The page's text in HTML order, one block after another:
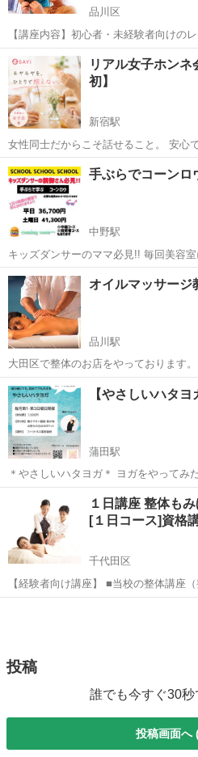
品川区
【講座内容】初心者・未経験者向けの
時間！ご自宅で気軽にセルフジェルネ
スンです。デザインは特に指定が無け
簡単なラメグラデーションを予定。オフ
東京 品川区 ネイル
リアル女子ホン
初】
新宿駅
女性同士だからこそ話せること。 安心できる空間で、「性」について
気軽にお話ししてみませんか？ 「パートナーには話しづらい…」 「他
の人はどう考えているんだろう？」 「ちょ
想いや...
東京 新宿区 新宿駅 美容健
手ぶらでコーンロ
中野駅
キッズダンサーのママ必見!! 毎回美容室に編みに行くのって大変です
よね！？ ママが編めたら楽ちん♫ お金
ママ必見です!! 道具もセットだから用意する必要ないよ！ やりたいけ
ど編めるかな… ...
東京 中野区 中野駅 その他
オイルマッサー
品川駅
大田区で整体のお店をやっております。 オイルマッサージの資格を取
得したい方 副業として始めたい方、将
スクールを開いております。 講師は、整体、オイルマッサージ歴10年
東京 大田区 品川駅 美容健康
【やさしいハタ
蒲田駅
＊やさしいハタヨガ＊ ヨガをやってみたいと思いつつ、マットがない
な、ヨガウェアはどうしよう…となか
めのクラスです。 柔術のスタジオで床
すので、ヨガマットは不要...
蒲田駅 その他
１日講座 整体も
[１日コース]資格
千代田区
【経験者向け講座】 ■当校の整体講座
バランス整体など）を受講された方 ま
投稿
誰でも今すぐ30秒
投稿画面へ